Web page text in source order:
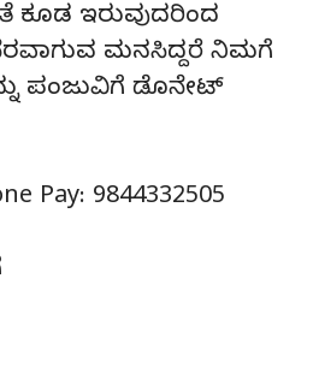
ಕೂಡ ಇರುವುದರಿಂದ
ಮನಸಿದ್ದರೆ ನಿಮಗೆ
ಪಂಜುವಿಗೆ ಡೊನೇಟ್‌
Pay: 9844332505